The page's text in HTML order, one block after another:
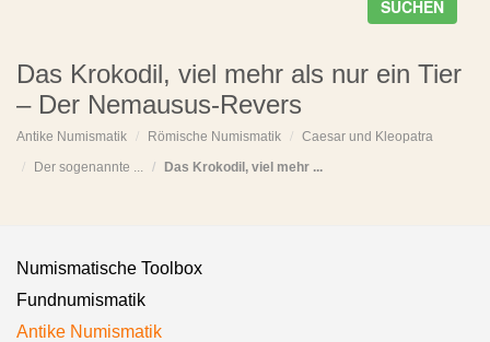
SUCHEN
Das Krokodil, viel mehr als nur ein Tier
– Der Nemausus-Revers
Antike Numismatik Römische Numismatik
Caesar und Kleopatra
Der sogenannte ...
Das Krokodil, viel mehr ...
Numismatische Toolbox
Fundnumismatik
Antike Numismatik